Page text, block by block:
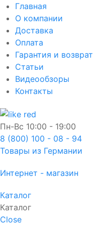
Главная
О компании
Доставка
Оплата
Гарантия и возврат
Статьи
Видеообзоры
Контакты
Пн-Вс 10:00 - 19:00
8 (800) 100 - 08 - 94
Товары из Германии
Интернет - магазин
Каталог
Каталог
Close